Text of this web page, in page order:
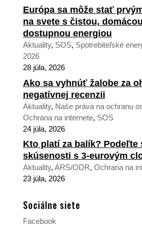
Európa sa môže stať
na svete s čistou,
dostupnou energiou
Aktuality, SOS, Spotrebiteľské
2026
28 júla, 2026
Ako sa vyhnúť žalobe za
negatívnej recenzii
Aktuality, Naše práva na ochranu
Ochrana na internete, SOS
24 júla, 2026
Kto platí za balík? Podeľte
skúsenosti s 3-eurovým
Aktuality, ARS/ODR, Ochrana na
23 júla, 2026
Sociálne siete
Facebook